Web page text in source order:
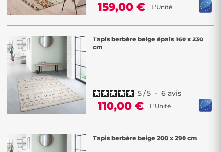
159,00 € L'Unité
Tapis berbère beige épais 160 x 230
cm
5/5 - 6 avis
110,00 € L'Unité
Tapis berbère beige 200 x 290 cm